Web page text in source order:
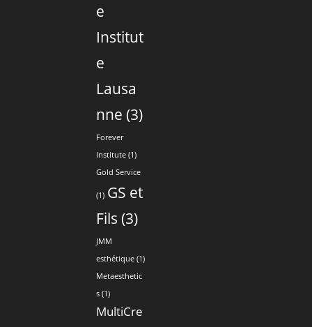
e
Institut
e
Lausa
nne (3)
Forever
Institute (1)
Gold Service
(1) GS et
Fils (3)
JMM
esthétique (1)
Metaesthetic
s (1)
MultiCre